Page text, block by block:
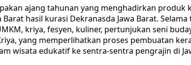
ajang tahunan yang menghadirkan produk
hasil kurasi Dekranasda Jawa Barat.
kriya, fesyen, kuliner, pertunjukan seni
yang memperlihatkan proses pembuatan
wisata edukatif ke sentra-sentra pengrajin di